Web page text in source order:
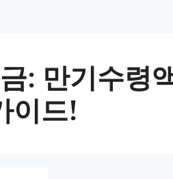
: 만기수령
이드!